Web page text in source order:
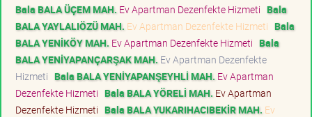
Bala BALA ÜÇEM MAH. Ev Apartman Dezenfekte Hizmeti Bala
BALA YAYLALIÖZÜ MAH. Ev Apartman Dezenfekte Hizmeti Bala
BALA YENİKÖY MAH. Ev Apartman Dezenfekte Hizmeti Bala
BALA YENİYAPANÇARŞAK MAH. Ev Apartman Dezenfekte
Hizmeti Bala BALA YENİYAPANŞEYHLİ MAH. Ev Apartman
Dezenfekte Hizmeti Bala BALA YÖRELİ MAH. Ev Apartman
Dezenfekte Hizmeti Bala BALA YUKARIHACIBEKİR MAH. Ev